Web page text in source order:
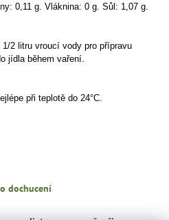
0,11 g. Vláknina: 0 g. Sůl: 1,07 g.
2 litru vroucí vody pro přípravu
jídla během vaření.
při teplotě do 24°C.
dochucení